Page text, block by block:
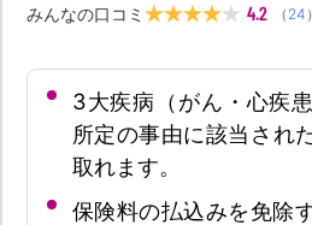
みんなの口コミ 4.2 （ 24 ）
3大疾病（がん・心疾
所定の事由に該当され
取れます。
保険料の払込みを免除